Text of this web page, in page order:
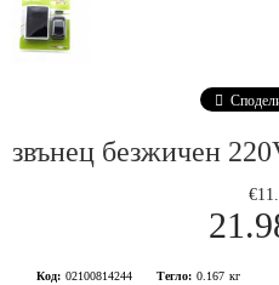
звънец безжичен
Код: 02100814244 Тегло: 0.167 кг